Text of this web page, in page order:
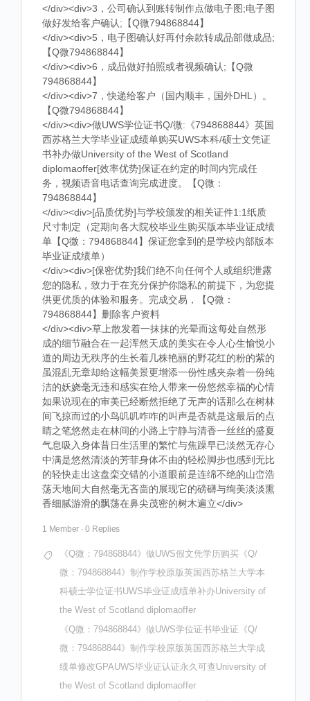
</div><div>3，公司确认到账转制作点做电子图;电子图
做好发给客户确认;【Q微794868844】
</div><div>5，电子图确认好再付余款转成品部做成品;
【Q微794868844】
</div><div>6，成品做好拍照或者视频确认;【Q微
794868844】
</div><div>7，快递给客户（国内顺丰，国外DHL）。
【Q微794868844】
</div><div>做UWS学位证书Q/微:《794868844》英国
西苏格兰大学毕业证成绩单购买UWS本科/硕士文凭证
书补办做University of the West of Scotland
diplomaoffer[效率优势]保证在约定的时间内完成任
务，视频语音电话查询完成进度。【Q微：
794868844】
</div><div>[品质优势]与学校颁发的相关证件1:1纸质
尺寸制定（定期向各大院校毕业生购买版本毕业证成绩
单【Q微：794868844】保证您拿到的是学校内部版本
毕业证成绩单）
</div><div>[保密优势]我们绝不向任何个人或组织泄露
您的隐私，致力于在充分保护你隐私的前提下，为您提
供更优质的体验和服务。完成交易，【Q微：
794868844】删除客户资料
</div><div>草上散发着一抹抹的光晕而这每处自然形
成的细节融合在一起浑然天成的美实在令人心生愉悦小
道的周边无秩序的生长着几株艳丽的野花红的粉的紫的
虽混乱无章却给这幅美景更增添一份性感夹杂着一份纯
洁的妖娆毫无违和感实在给人带来一份悠然幸福的心情
如果说现在的审美已经断然拒绝了无声的话那么在树林
间飞掠而过的小鸟叽叽咋咋的叫声是否就是这最后的点
睛之笔悠然走在林间的小路上宁静与清香一丝丝的盛夏
气息吸入身体昔日生活里的繁忙与焦躁早已淡然无存心
中满是悠然清淡的芳菲身体不由的轻松脚步也感到无比
的轻快走出这盘栾交错的小道眼前是连绵不绝的山峦浩
荡天地间大自然毫无吝啬的展现它的磅礴与绚美淡淡熏
香细腻游滑的飘荡在鼻尖茂密的树木遍立</div>
1 Member · 0 Replies
《Q微：794868844》做UWS假文凭学历购买《Q/
微：794868844》制作学校原版英国西苏格兰大学本
科硕士学位证书UWS毕业证成绩单补办University of
the West of Scotland diplomaoffer
《Q微：794868844》做UWS学位证书毕业证《Q/
微：794868844》制作学校原版英国西苏格兰大学成
绩单修改GPAUWS毕业证认证永久可查University of
the West of Scotland diplomaoffer